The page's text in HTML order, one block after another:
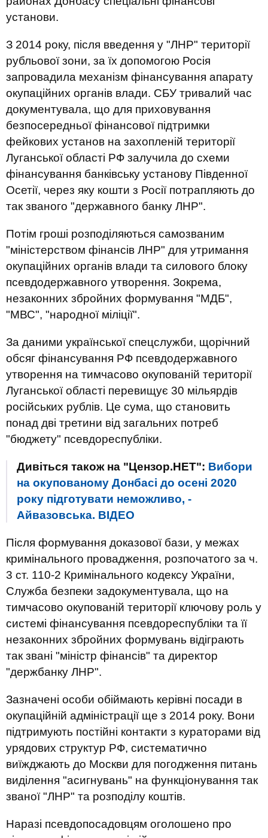
установи.
З 2014 року, після введення у "ЛНР" території
рубльової зони, за їх допомогою Росія
запровадила механізм фінансування апарату
окупаційних органів влади. СБУ тривалий час
документувала, що для приховування
безпосередньої фінансової підтримки
фейкових установ на захопленій території
Луганської області РФ залучила до схеми
фінансування банківську установу Південної
Осетії, через яку кошти з Росії потрапляють до
так званого "державного банку ЛНР".
Потім гроші розподіляються самозваним
"міністерством фінансів ЛНР" для утримання
окупаційних органів влади та силового блоку
псевдодержавного утворення. Зокрема,
незаконних збройних формування "МДБ",
"МВС", "народної міліції".
За даними української спецслужби, щорічний
обсяг фінансування РФ псевдодержавного
утворення на тимчасово окупованій території
Луганської області перевищує 30 мільярдів
російських рублів. Це сума, що становить
понад дві третини від загальних потреб
"бюджету" псевдореспубліки.
Дивіться також на "Цензор.НЕТ": Вибори
на окупованому Донбасі до осені 2020
року підготувати неможливо, -
Айвазовська. ВIДЕО
Після формування доказової бази, у межах
кримінального провадження, розпочатого за ч.
3 ст. 110-2 Кримінального кодексу України,
Служба безпеки задокументувала, що на
тимчасово окупованій території ключову роль у
системі фінансування псевдореспубліки та її
незаконних збройних формувань відіграють
так звані "міністр фінансів" та директор
"держбанку ЛНР".
Зазначені особи обіймають керівні посади в
окупаційній адміністрації ще з 2014 року. Вони
підтримують постійні контакти з кураторами від
урядових структур РФ, систематично
виїжджають до Москви для погодження питань
виділення "асигнувань" на функціонування так
званої "ЛНР" та розподілу коштів.
Наразі псевдопосадовцям оголошено про